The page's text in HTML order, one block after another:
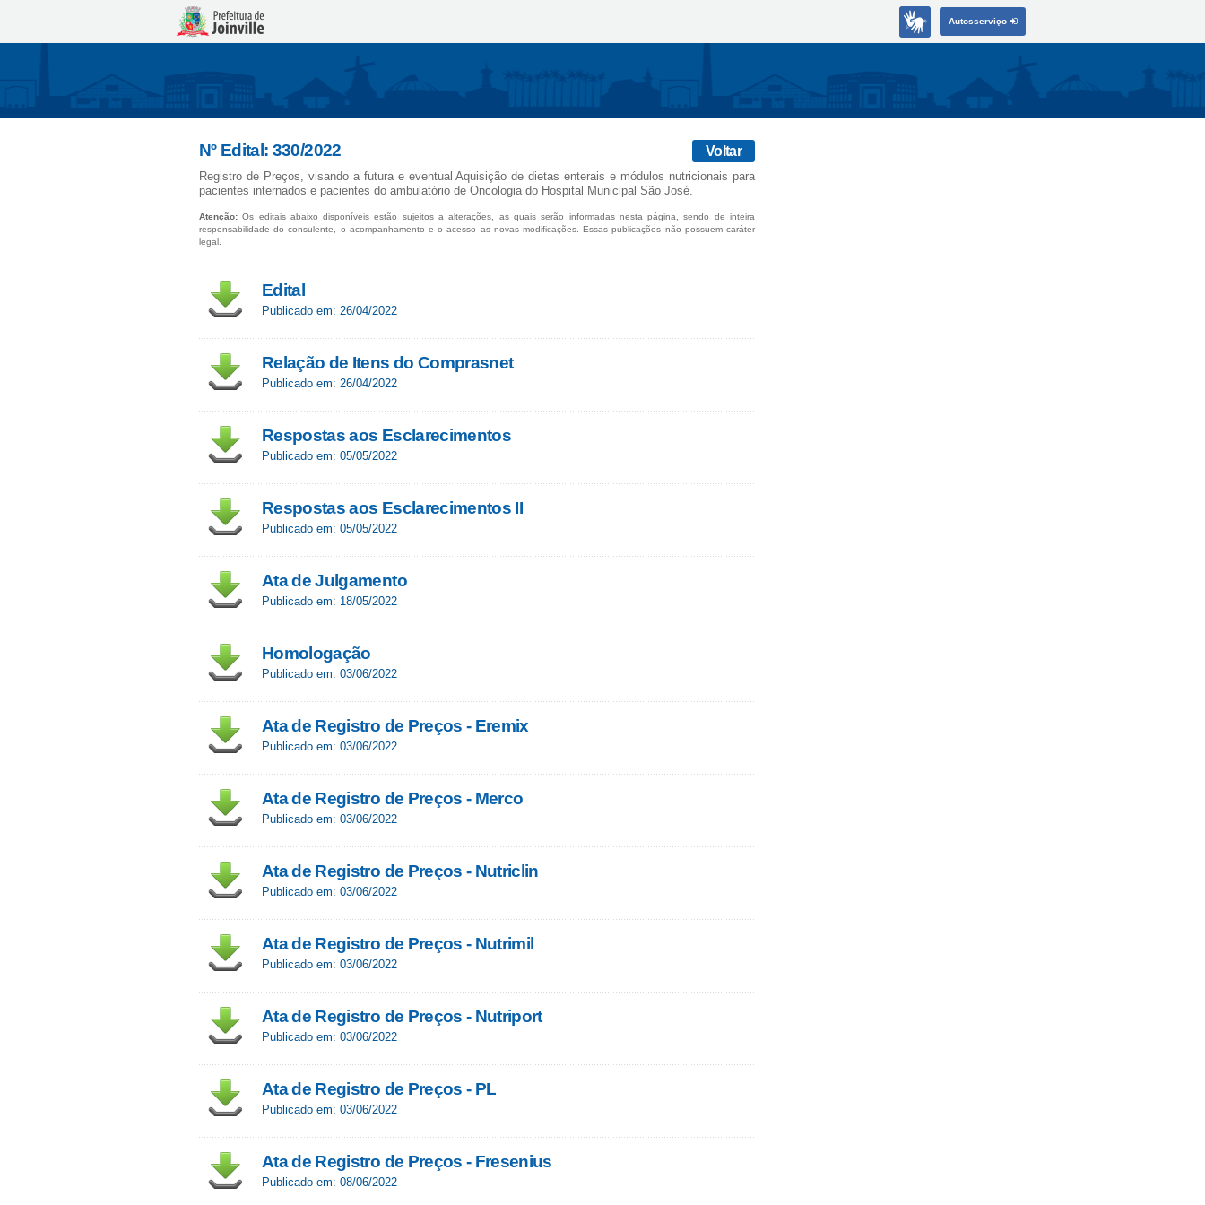
Autosserviço
Nº Edital: 330/2022 Voltar
Registro de Preços, visando a futura e eventual Aquisição de dietas enterais e módulos nutricionais para
pacientes internados e pacientes do ambulatório de Oncologia do Hospital Municipal São José.
Atenção: Os editais abaixo disponíveis estão sujeitos a alterações, as quais serão informadas nesta página, sendo de inteira
responsabilidade do consulente, o acompanhamento e o acesso as novas modificações. Essas publicações não possuem caráter
legal.
Edital
Publicado em: 26/04/2022
Relação de Itens do Comprasnet
Publicado em: 26/04/2022
Respostas aos Esclarecimentos
Publicado em: 05/05/2022
Respostas aos Esclarecimentos II
Publicado em: 05/05/2022
Ata de Julgamento
Publicado em: 18/05/2022
Homologação
Publicado em: 03/06/2022
Ata de Registro de Preços - Eremix
Publicado em: 03/06/2022
Ata de Registro de Preços - Merco
Publicado em: 03/06/2022
Ata de Registro de Preços - Nutriclin
Publicado em: 03/06/2022
Ata de Registro de Preços - Nutrimil
Publicado em: 03/06/2022
Ata de Registro de Preços - Nutriport
Publicado em: 03/06/2022
Ata de Registro de Preços - PL
Publicado em: 03/06/2022
Ata de Registro de Preços - Fresenius
Publicado em: 08/06/2022